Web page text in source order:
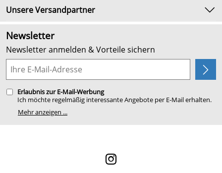
Lieferbedingungen
Neu
Angebote
Kundenbewertungen (2.652)
4,9/5*****
Planung
Unsere Versandpartner
Newsletter
Newsletter anmelden & Vorteile sichern
Erlaubnis zur E-Mail-Werbung
Ich möchte regelmäßig interessante Angebote per E-Mail erhalten.
weitergegeben. Zu statistischen Zwecken wird in anonymer Form
ich den Link "Abmelden" am Ende des Newsletters anklicke oder die
Option Newsletter im Mitgliederbereich deaktiviere. Die
habe ich zur Kenntnis genommen.
Mehr anzeigen ...